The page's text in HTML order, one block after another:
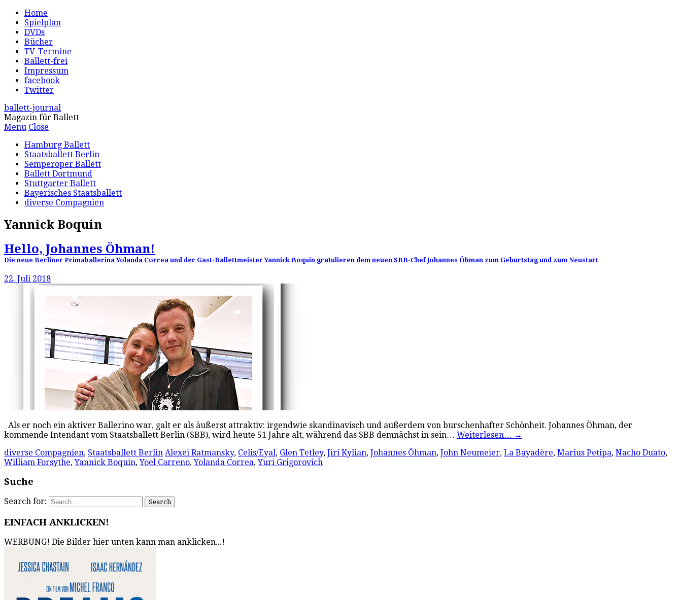
Home
Spielplan
DVDs
Bücher
TV-Termine
Ballett-frei
Impressum
facebook
Twitter
ballett-journal
Magazin für Ballett
Menu Close
Hamburg Ballett
Staatsballett Berlin
Semperoper Ballett
Ballett Dortmund
Stuttgarter Ballett
Bayerisches Staatsballett
diverse Compagnien
Yannick Boquin
Hello, Johannes Öhman!
Die neue Berliner Primaballerina Yolanda Correa und der Gast-Ballettmeister Yannick Boquin gratulieren dem neuen SBB-Chef Johannes Öhman zum Geburtstag und zum Neustart
22. Juli 2018
Als er noch ein aktiver Ballerino war, galt er als äußerst attraktiv: irgendwie skandinavisch und außerdem von burschenhafter Schönheit. Johannes Öhman, der
kommende Intendant vom Staatsballett Berlin (SBB), wird heute 51 Jahre alt, während das SBB demnächst in sein… Weiterlesen… →
diverse Compagnien, Staatsballett Berlin Alexei Ratmansky, Celis/Eyal, Glen Tetley, Jiri Kylian, Johannes Öhman, John Neumeier, La Bayadère, Marius Petipa, Nacho Duato,
William Forsythe,Yannick Boquin,Yoel Carreno,Yolanda Correa,Yuri Grigorovich
Suche
Search for:
EINFACH ANKLICKEN!
WERBUNG! Die Bilder hier unten kann man anklicken...!